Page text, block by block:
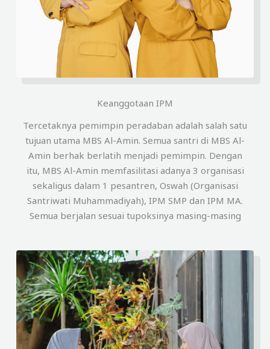
Keanggotaan IPM
Tercetaknya pemimpin peradaban adalah salah satu
tujuan utama MBS Al-Amin. Semua santri di MBS Al-
Amin berhak berlatih menjadi pemimpin. Dengan
itu, MBS Al-Amin memfasilitasi adanya 3 organisasi
sekaligus dalam 1 pesantren, Oswah (Organisasi
Santriwati Muhammadiyah), IPM SMP dan IPM MA.
Semua berjalan sesuai tupoksinya masing-masing